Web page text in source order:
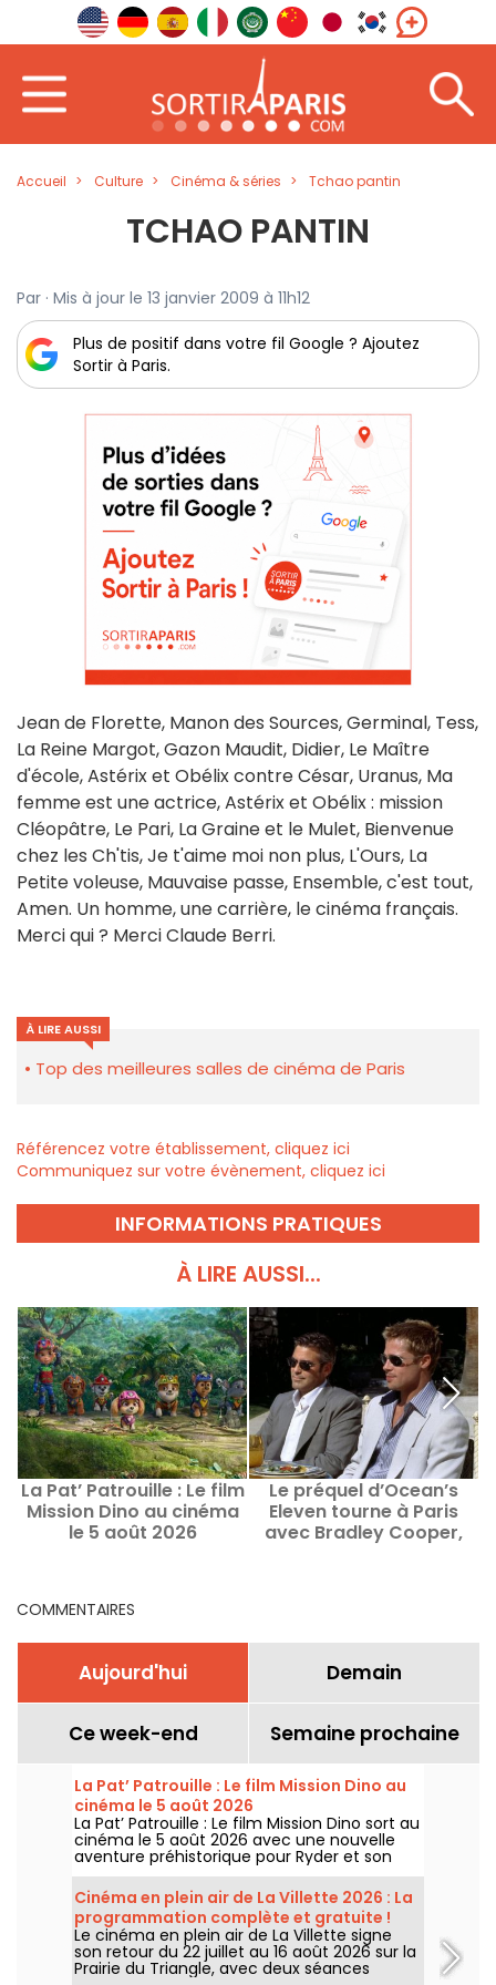
Accueil Culture Cinéma & séries Tchao pantin
TCHAO PANTIN
Par · Mis à jour le 13 janvier 2009 à 11h12
Plus de positif dans votre fil Google ? Ajoutez
Sortir à Paris.
Jean de Florette, Manon des Sources, Germinal, Tess,
La Reine Margot, Gazon Maudit, Didier, Le Maître
d'école, Astérix et Obélix contre César, Uranus, Ma
femme est une actrice, Astérix et Obélix : mission
Cléopâtre, Le Pari, La Graine et le Mulet, Bienvenue
chez les Ch'tis, Je t'aime moi non plus, L'Ours, La
Petite voleuse, Mauvaise passe, Ensemble, c'est tout,
Amen. Un homme, une carrière, le cinéma français.
Merci qui ? Merci Claude Berri.
À LIRE AUSSI
Top des meilleures salles de cinéma de Paris
Référencez votre établissement, cliquez ici
Communiquez sur votre évènement, cliquez ici
INFORMATIONS PRATIQUES
À LIRE AUSSI...
La Pat’ Patrouille : Le film
Mission Dino au cinéma
le 5 août 2026
Le préquel d’Ocean’s
Eleven tourne à Paris
avec Bradley Cooper,
COMMENTAIRES
Aujourd'hui Demain
Ce week-end Semaine prochaine
La Pat’ Patrouille : Le film Mission Dino au
cinéma le 5 août 2026
La Pat’ Patrouille : Le film Mission Dino sort au
cinéma le 5 août 2026 avec une nouvelle
aventure préhistorique pour Ryder et son
équipe.
Cinéma en plein air de La Villette 2026 : La
programmation complète et gratuite !
Le cinéma en plein air de La Villette signe
son retour du 22 juillet au 16 août 2026 sur la
Prairie du Triangle, avec deux séances